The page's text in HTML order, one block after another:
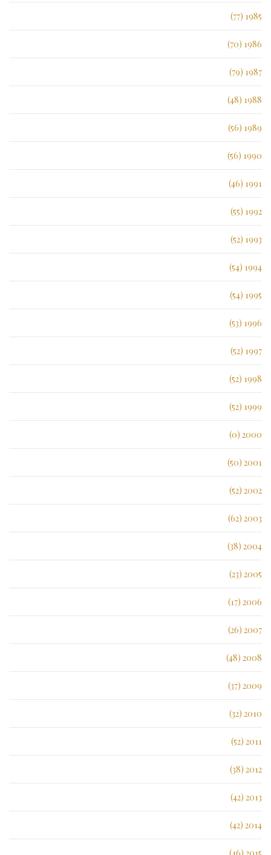
1985 (77)
1986 (70)
1987 (79)
1988 (48)
1989 (56)
1990 (56)
1991 (46)
1992 (55)
1993 (52)
1994 (54)
1995 (54)
1996 (53)
1997 (52)
1998 (52)
1999 (52)
2000 (0)
2001 (50)
2002 (52)
2003 (62)
2004 (38)
2005 (23)
2006 (17)
2007 (26)
2008 (48)
2009 (37)
2010 (32)
2011 (52)
2012 (38)
2013 (42)
2014 (42)